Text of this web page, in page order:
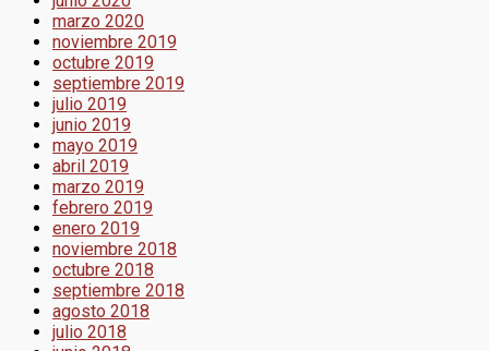
marzo 2020
noviembre 2019
octubre 2019
septiembre 2019
julio 2019
junio 2019
mayo 2019
abril 2019
marzo 2019
febrero 2019
enero 2019
noviembre 2018
octubre 2018
septiembre 2018
agosto 2018
julio 2018